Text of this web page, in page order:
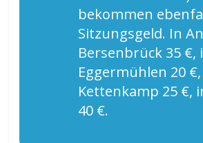
bekommen
Sitzungsgeld. In
Bersenbrück 35 €,
Eggermühlen 20
Kettenkamp 25 €,
40 €.